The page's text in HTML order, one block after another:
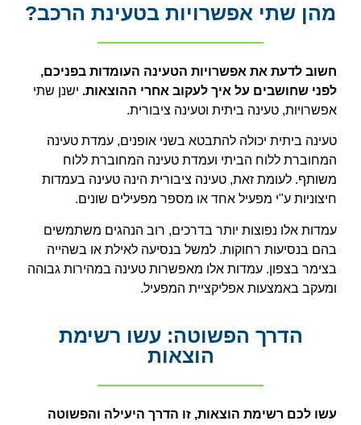
מהן שתי אפשרויות בטעינת הרכב?
חשוב לדעת את אפשרויות הטעינה העומדות בפניכם,
לפני שחושבים על איך לעקוב אחרי ההוצאות. ישנן שתי
אפשרויות, טעינה ביתית וטעינה ציבורית.
טעינה ביתית יכולה להתבטא בשני אופנים, עמדת טעינה
המחוברת ללוח הביתי ועמדת טעינה המחוברת ללוח
משותף. לעומת זאת, טעינה ציבורית הינה טעינה בעמדות
חיצוניות ע"י מפעיל אחד או מספר מפעילים שונים.
עמדות אלו נפוצות יותר בדרכים, רוב הנהגים משתמשים
בהם בנסיעות רחוקות. למשל בנסיעה לאילת או בשהייה
בצימר בצפון. עמדות אלו מאפשרות טעינה במהירות גבוהה
ומעקב באמצעות אפליקציית המפעיל.
הדרך הפשוטה: עשו רשימת
הוצאות
עשו לכם רשימת הוצאות, זו הדרך היעילה והפשוטה